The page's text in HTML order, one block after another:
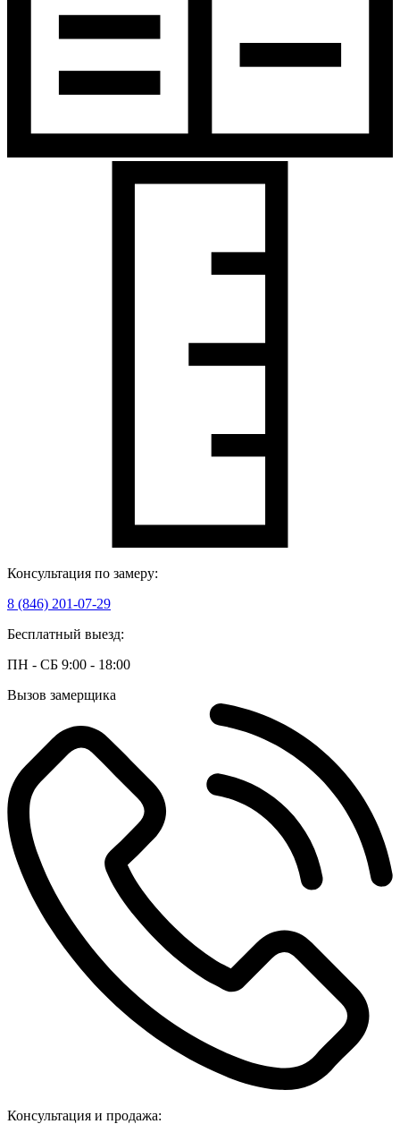
Консультация по замеру:
8 (846) 201-07-29
Бесплатный выезд:
ПН - СБ 9:00 - 18:00
Вызов замерщика
Консультация и продажа: